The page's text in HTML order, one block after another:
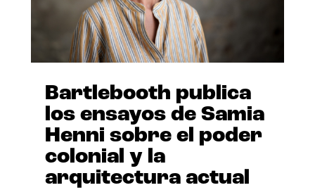
Bartlebooth publica
los ensayos de Samia
Henni sobre el poder
colonial y la
arquitectura actual